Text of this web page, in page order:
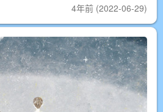
4年前 (2022-06-29)